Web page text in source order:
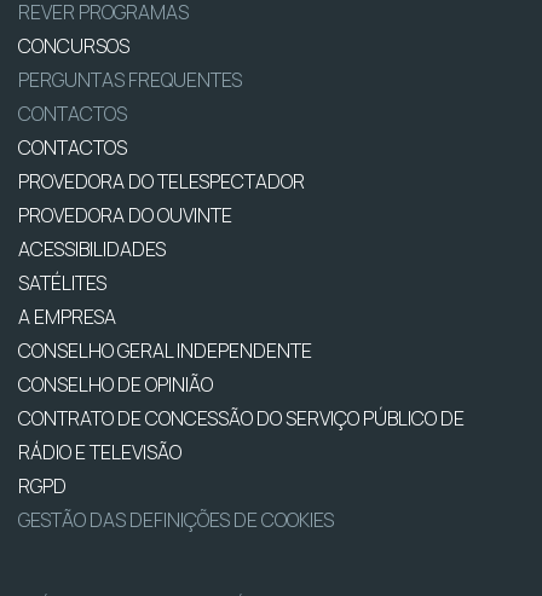
REVER PROGRAMAS
CONCURSOS
PERGUNTAS FREQUENTES
CONTACTOS
CONTACTOS
PROVEDORA DO TELESPECTADOR
PROVEDORA DO OUVINTE
ACESSIBILIDADES
SATÉLITES
A EMPRESA
CONSELHO GERAL INDEPENDENTE
CONSELHO DE OPINIÃO
CONTRATO DE CONCESSÃO DO SERVIÇO PÚBLICO DE
RÁDIO E TELEVISÃO
RGPD
GESTÃO DAS DEFINIÇÕES DE COOKIES